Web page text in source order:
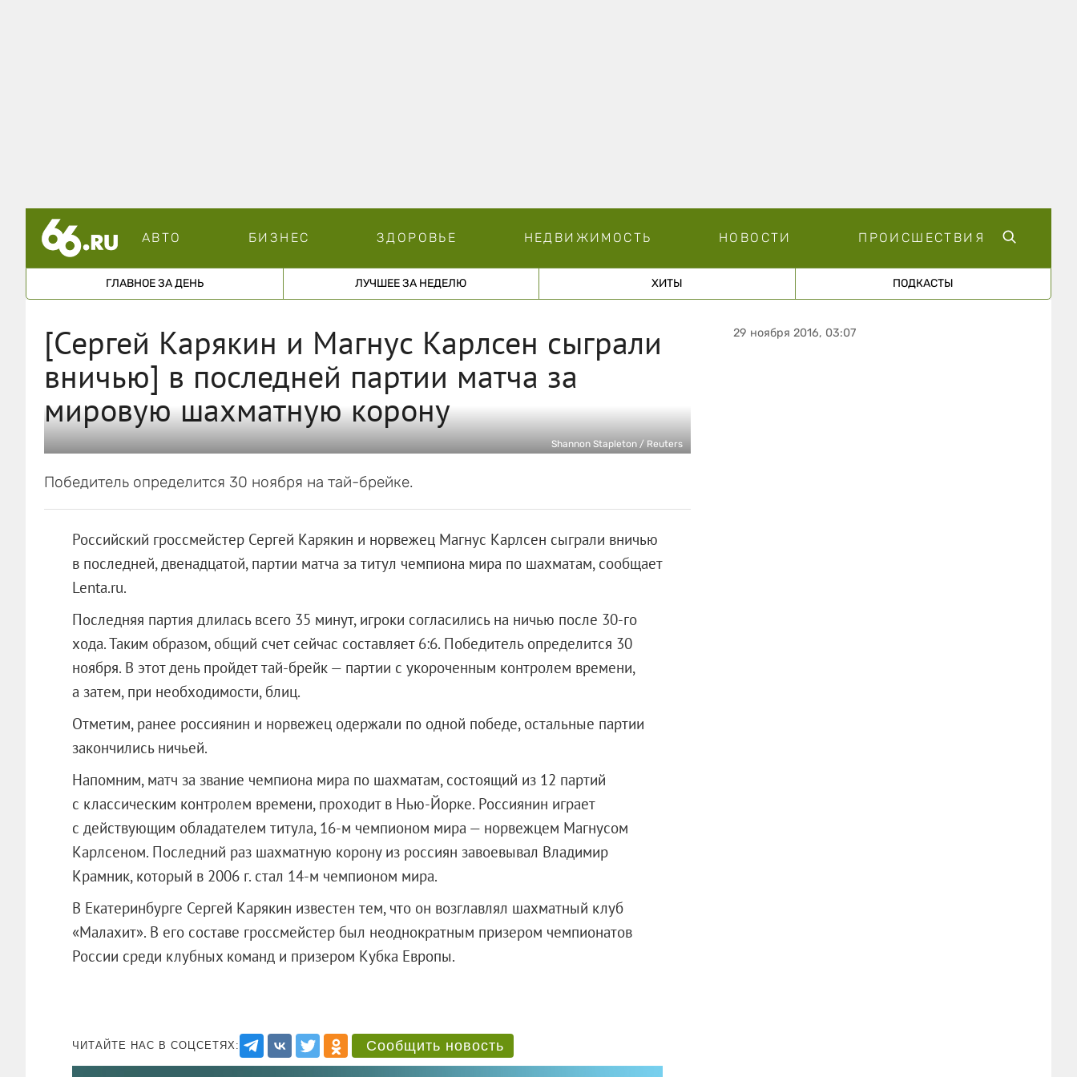
АВТО БИЗНЕС ЗДОРОВЬЕ НЕДВИЖИМОСТЬ НОВОСТИ ПРОИСШЕСТВИЯ
ГЛАВНОЕ ЗА ДЕНЬ ЛУЧШЕЕ ЗА НЕДЕЛЮ ХИТЫ ПОДКАСТЫ
[Сергей Карякин и Магнус Карлсен сыграли
вничью] в последней партии матча за
мировую шахматную корону
Shannon Stapleton / Reuters
Победитель определится 30 ноября на тай-брейке.
Российский гроссмейстер Сергей Карякин и норвежец Магнус Карлсен сыграли вничью
в последней, двенадцатой, партии матча за титул чемпиона мира по шахматам, сообщает
Lenta.ru.
Последняя партия длилась всего 35 минут, игроки согласились на ничью после 30-го
хода. Таким образом, общий счет сейчас составляет 6:6. Победитель определится 30
ноября. В этот день пройдет тай-брейк — партии с укороченным контролем времени,
а затем, при необходимости, блиц.
Отметим, ранее россиянин и норвежец одержали по одной победе, остальные партии
закончились ничьей.
Напомним, матч за звание чемпиона мира по шахматам, состоящий из 12 партий
с классическим контролем времени, проходит в Нью-Йорке. Россиянин играет
с действующим обладателем титула, 16-м чемпионом мира — норвежцем Магнусом
Карлсеном. Последний раз шахматную корону из россиян завоевывал Владимир
Крамник, который в 2006 г. стал 14-м чемпионом мира.
В Екатеринбурге Сергей Карякин известен тем, что он возглавлял шахматный клуб
«Малахит». В его составе гроссмейстер был неоднократным призером чемпионатов
России среди клубных команд и призером Кубка Европы.
ЧИТАЙТЕ НАС В СОЦСЕТЯХ: Сообщить новость
29 ноября 2016, 03:07